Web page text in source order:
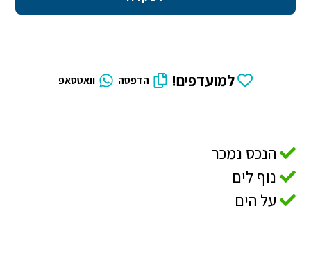
למועדפים! הדפסה וואטסאפ
הנכס נמכר
נוף לים
על הים